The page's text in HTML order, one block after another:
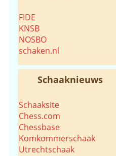
FIDE
KNSB
NOSBO
schaken.nl
Schaaknieuws
Schaaksite
Chess.com
Chessbase
Komkommerschaak
Utrechtschaak